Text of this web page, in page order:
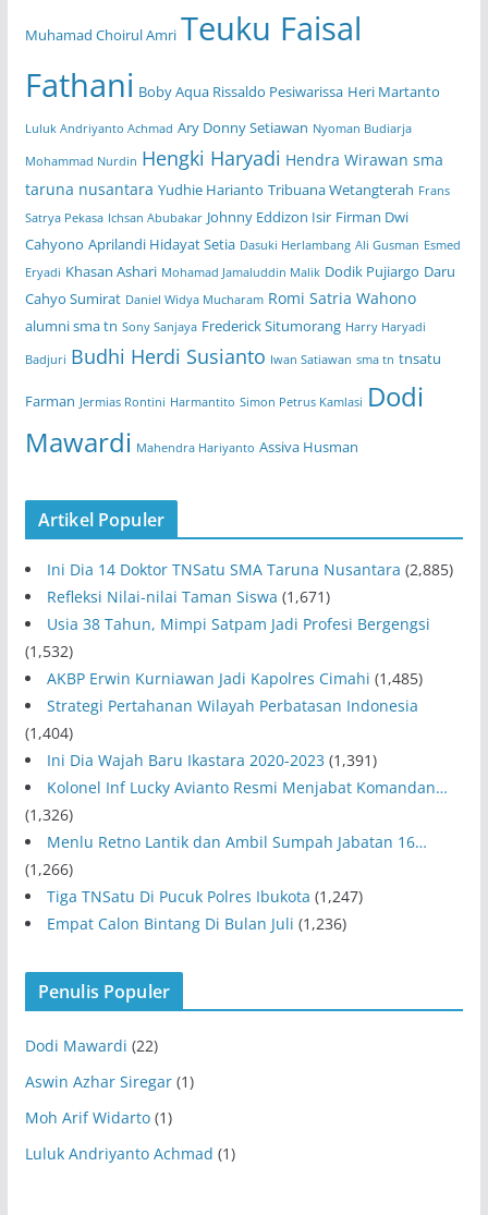
Muhamad Choirul Amri Teuku Faisal
Fathani Boby Aqua Rissaldo Pesiwarissa Heri Martanto
Luluk Andriyanto Achmad Ary Donny Setiawan Nyoman Budiarja
Mohammad Nurdin Hengki Haryadi Hendra Wirawan sma
taruna nusantara Yudhie Harianto Tribuana Wetangterah Frans
Satrya Pekasa Ichsan Abubakar Johnny Eddizon Isir Firman Dwi
Cahyono Aprilandi Hidayat Setia Dasuki Herlambang Ali Gusman Esmed
Eryadi Khasan Ashari Mohamad Jamaluddin Malik Dodik Pujiargo Daru
Cahyo Sumirat Daniel Widya Mucharam Romi Satria Wahono
alumni sma tn Sony Sanjaya Frederick Situmorang Harry Haryadi
Badjuri Budhi Herdi Susianto Iwan Satiawan sma tn tnsatu
Farman Jermias Rontini Harmantito Simon Petrus Kamlasi Dodi
Mawardi Mahendra Hariyanto Assiva Husman
Artikel Populer
Ini Dia 14 Doktor TNSatu SMA Taruna Nusantara (2,885)
Refleksi Nilai-nilai Taman Siswa (1,671)
Usia 38 Tahun, Mimpi Satpam Jadi Profesi Bergengsi
(1,532)
AKBP Erwin Kurniawan Jadi Kapolres Cimahi (1,485)
Strategi Pertahanan Wilayah Perbatasan Indonesia
(1,404)
Ini Dia Wajah Baru Ikastara 2020-2023 (1,391)
Kolonel Inf Lucky Avianto Resmi Menjabat Komandan…
(1,326)
Menlu Retno Lantik dan Ambil Sumpah Jabatan 16…
(1,266)
Tiga TNSatu Di Pucuk Polres Ibukota (1,247)
Empat Calon Bintang Di Bulan Juli (1,236)
Penulis Populer
Dodi Mawardi (22)
Aswin Azhar Siregar(1)
Moh Arif Widarto(1)
Luluk Andriyanto Achmad (1)